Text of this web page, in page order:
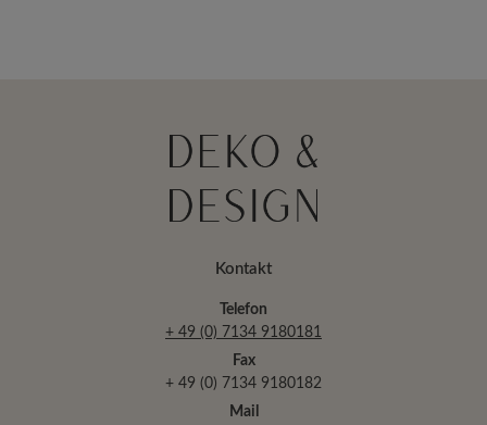
Kontakt
Telefon
+ 49 (0) 7134 9180181
Fax
+ 49 (0) 7134 9180182
Mail